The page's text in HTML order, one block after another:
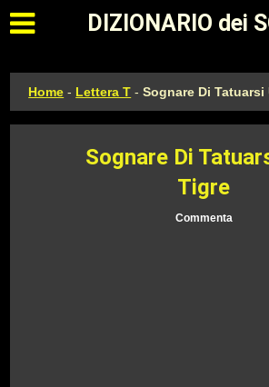
Apri il menu
DIZIONARIO dei
Home - Lettera T -Sognare Di Tatuarsi
Sognare Di
Tigre
Commenta